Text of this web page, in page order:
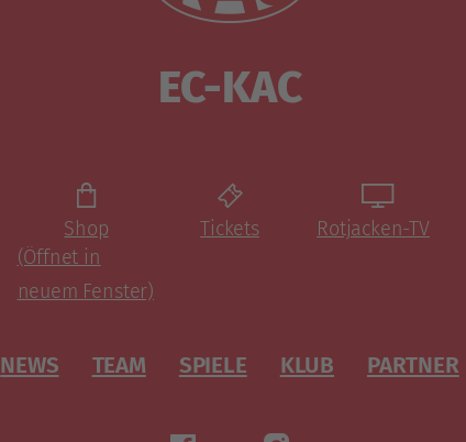
EC-KAC
Shop
(Öffnet in
neuem Fenster)
Tickets Rotjacken-TV
NEWS TEAM SPIELE KLUB PARTNER